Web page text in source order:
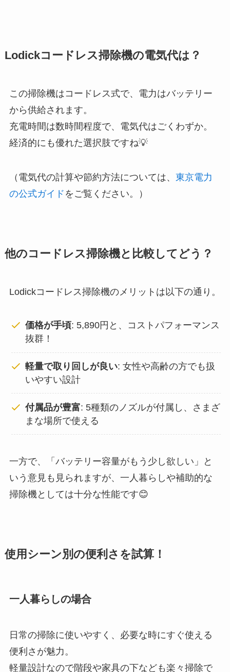
Lodickコードレス掃除機の電気代は？
この掃除機はコードレス式で、電力はバッテリー
から供給されます。
充電時間は数時間程度で、電気代はごくわずか。
経済的にも優れた選択肢ですね💡
（電気代の計算や節約方法については、 東京電力
の公式ガイド をご覧ください。）
他のコードレス掃除機と比較してどう？
Lodickコードレス掃除機のメリットは以下の通り。
価格が手頃: 5,890円と、コストパフォーマンス
抜群！
軽量で取り回しが良い: 女性や高齢の方でも扱
いやすい設計
付属品が豊富: 5種類のノズルが付属し、さまざ
まな場所で使える
一方で、「バッテリー容量がもう少し欲しい」と
いう意見も見られますが、一人暮らしや補助的な
掃除機としては十分な性能です😊
使用シーン別の便利さを試算！
一人暮らしの場合
日常の掃除に使いやすく、必要な時にすぐ使える
便利さが魅力。
軽量設計なので階段や家具の下なども楽々掃除で